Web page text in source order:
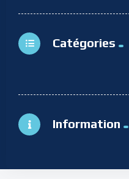
Catégories
Information